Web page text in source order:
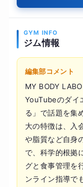
GYM INFO
ジム情報
編集部コメント
MY BODY
YouTubeのダイ
る」で話題を集
大の特徴は、入
や脂質など自身
で、科学的根拠
グと食事管理を
ンライン指導で